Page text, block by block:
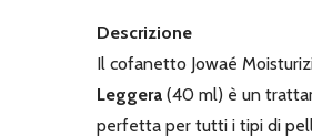
Descrizione
Il cofanetto Jowaé
Leggera (40 ml) è un
perfetta per tutti i tipi di